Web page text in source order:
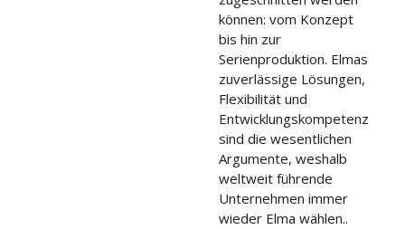
können: vom Konzept
bis hin zur
Serienproduktion. Elmas
zuverlässige Lösungen,
Flexibilität und
Entwicklungskompetenz
sind die wesentlichen
Argumente, weshalb
weltweit führende
Unternehmen immer
wieder Elma wählen..